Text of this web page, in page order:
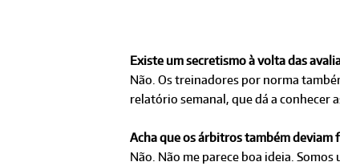
Existe um secretismo à volta das
Não. Os treinadores por norma
relatório semanal, que dá a conhecer
Acha que os árbitros também deviam
Não. Não me parece boa ideia.